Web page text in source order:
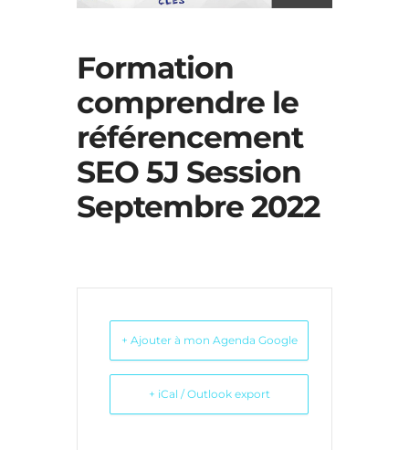
Formation
comprendre le
référencement
SEO 5J Session
Septembre 2022
+ Ajouter à mon Agenda Google
+ iCal / Outlook export